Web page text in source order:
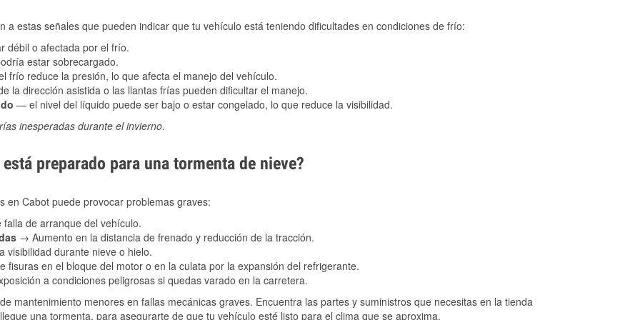
estas señales que pueden indicar que tu vehículo está teniendo dificultades en condiciones de frío:
o afectada por el frío.
estar sobrecargado.
frío reduce la presión, lo que afecta el manejo del vehículo.
la dirección asistida o las llantas frías pueden dificultar el manejo.
— el nivel del líquido puede ser bajo o estar congelado, lo que reduce la visibilidad.
inesperadas durante el invierno.
preparado para una tormenta de nieve?
en Cabot puede provocar problemas graves:
de arranque del vehículo.
→ Aumento en la distancia de frenado y reducción de la tracción.
visibilidad durante nieve o hielo.
fisuras en el bloque del motor o en la culata por la expansión del refrigerante.
a condiciones peligrosas si quedas varado en la carretera.
mantenimiento menores en fallas mecánicas graves. Encuentra las partes y suministros que necesitas en la tienda
una tormenta, para asegurarte de que tu vehículo esté listo para el clima que se aproxima.